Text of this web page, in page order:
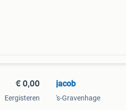
€ 0,00
Eergisteren
jacob
's-Gravenhage